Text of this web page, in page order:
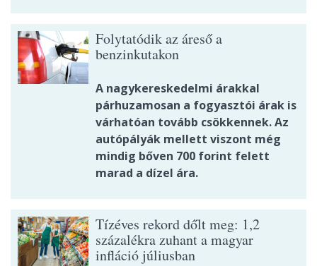
Folytatódik az áreső a
benzinkutakon
A nagykereskedelmi árakkal
párhuzamosan a fogyasztói árak is
várhatóan tovább csökkennek. Az
autópályák mellett viszont még
mindig bőven 700 forint felett
marad a dízel ára.
Tízéves rekord dőlt meg: 1,2
százalékra zuhant a magyar
infláció júliusban